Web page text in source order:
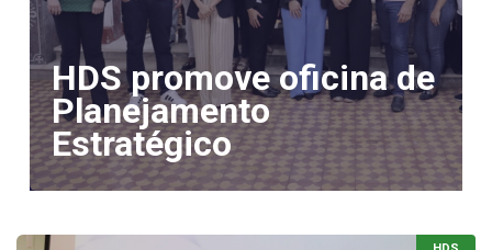
HDS promove oficina de
Planejamento
Estratégico